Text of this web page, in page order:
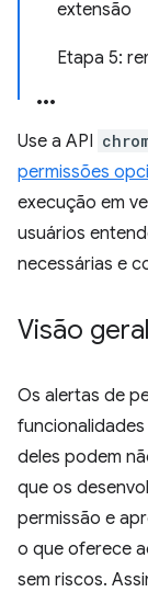
extensão
Etapa 5:
Use a API
permissões
execução em
usuários
necessárias e
Visão geral
Os alertas de
deles podem
que os
permissão e
o que oferece
sem riscos.